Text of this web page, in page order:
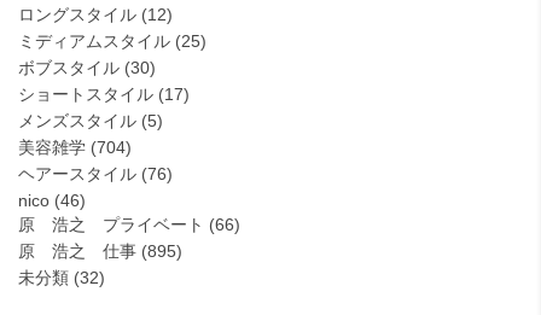
ロングスタイル (12)
ミディアムスタイル (25)
ボブスタイル (30)
ショートスタイル (17)
メンズスタイル (5)
美容雑学 (704)
ヘアースタイル (76)
nico (46)
原 浩之 プライベート (66)
原 浩之 仕事 (895)
未分類 (32)